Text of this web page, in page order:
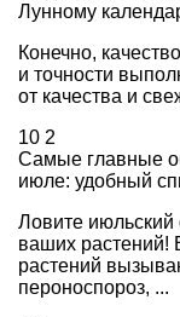
Лунному
Конечно,
и точности
от качества и
10 2
Самые главные
июле: удобный
Ловите июльский
ваших растений!
растений
пероноспороз, ...